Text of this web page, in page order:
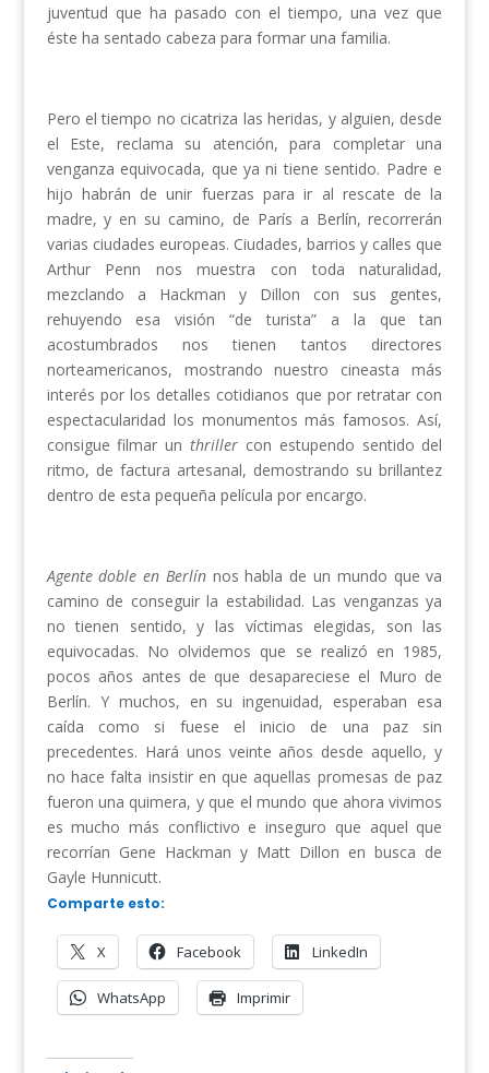
juventud que ha pasado con el tiempo, una vez que
éste ha sentado cabeza para formar una familia.
Pero el tiempo no cicatriza las heridas, y alguien, desde
el Este, reclama su atención, para completar una
venganza equivocada, que ya ni tiene sentido. Padre e
hijo habrán de unir fuerzas para ir al rescate de la
madre, y en su camino, de París a Berlín, recorrerán
varias ciudades europeas. Ciudades, barrios y calles que
Arthur Penn nos muestra con toda naturalidad,
mezclando a Hackman y Dillon con sus gentes,
rehuyendo esa visión “de turista” a la que tan
acostumbrados nos tienen tantos directores
norteamericanos, mostrando nuestro cineasta más
interés por los detalles cotidianos que por retratar con
espectacularidad los monumentos más famosos. Así,
consigue filmar unthriller con estupendo sentido del
ritmo, de factura artesanal, demostrando su brillantez
dentro de esta pequeña película por encargo.
Agente doble en Berlínnos habla de un mundo que va
camino de conseguir la estabilidad. Las venganzas ya
no tienen sentido, y las víctimas elegidas, son las
equivocadas. No olvidemos que se realizó en 1985,
pocos años antes de que desapareciese el Muro de
Berlín. Y muchos, en su ingenuidad, esperaban esa
caída como si fuese el inicio de una paz sin
precedentes. Hará unos veinte años desde aquello, y
no hace falta insistir en que aquellas promesas de paz
fueron una quimera, y que el mundo que ahora vivimos
es mucho más conflictivo e inseguro que aquel que
recorrían Gene Hackman y Matt Dillon en busca de
Gayle Hunnicutt.
Comparte esto:
X Facebook LinkedIn
WhatsApp Imprimir